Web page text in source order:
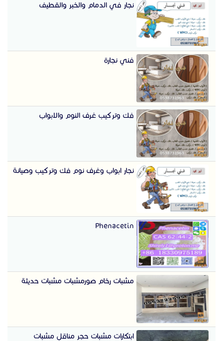
نجار في الدمام والخبر والقطيف
فني نجارة
فك وتركيب غرف النوم والابواب
نجار ابواب وغرف نوم فك وتركيب وصيانة
Phenacetin
مشبات رخام صورمشبات مشبات حديثة
ابتكارات مشبات حجر مناقل مشبات